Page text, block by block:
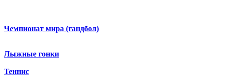
Чемпионат мира (гандбол)
Лыжные гонки
Теннис